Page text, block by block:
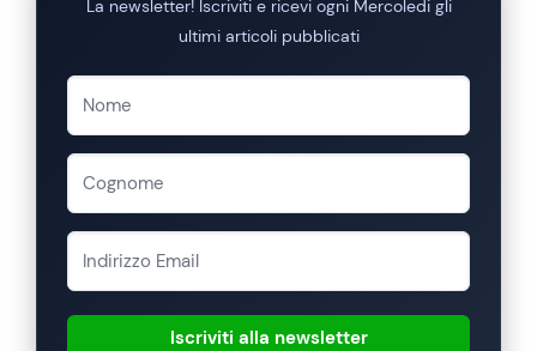
La newsletter! Iscriviti e ricevi ogni Mercoledi gli
ultimi articoli pubblicati
Iscriviti alla newsletter